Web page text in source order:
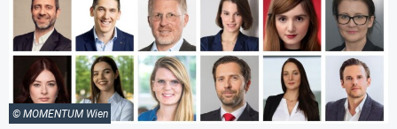
© MOMENTUM Wien